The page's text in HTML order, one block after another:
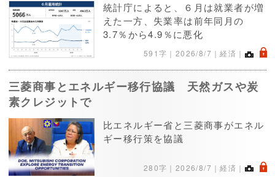
統計庁によると、６月は就業者が増
えた一方、失業率は前年同月の
3.7％から4.9％に悪化
591字｜ 2026/8/7 ｜経済｜ .
三菱商事とエネルギー移行協議 天然ガスや炭
素クレジットで
比エネルギー省と三菱商事がエネル
ギー移行策を協議
280字｜ 2026/8/7 ｜経済｜ .